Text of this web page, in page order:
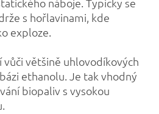
s hořlavinami, kde
exploze.
většině uhlovodíkových
ethanolu. Je tak vhodný
biopaliv s vysokou